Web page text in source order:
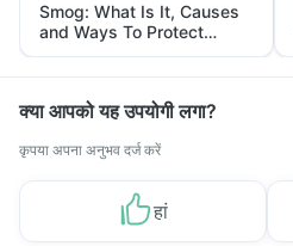
Smog: What Is It, Causes
and Ways To Protect
Yourself From It
क्या आपको यह उपयोगी लगा?
कृपया अपना अनुभव दर्ज करें
हां